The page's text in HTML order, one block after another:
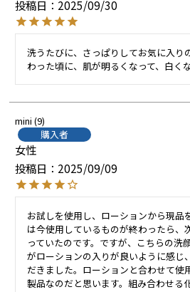
投稿日
2025/09/30
洗うたびに、さっぱりしてお気に入り
わった頃に、肌が明るくなって、白く
mini 9
購入者
女性
投稿日
2025/09/09
お試しを使用し、ローションから現品
は今使用しているものが終わったら、
っていたのです。ですが、こちらの洗
がローションの入りが良いように感じ
だきました。ローションと合わせて使
製品なのだと思います。組み合わせる